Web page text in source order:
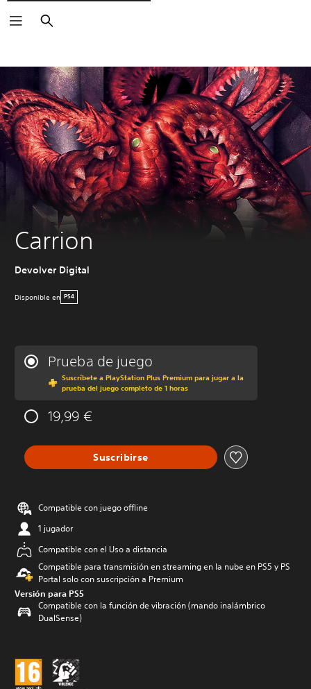
Buscar
Carrion
Devolver Digital
Disponible en PS4
Prueba de juego
Suscríbete a PlayStation Plus Premium para jugar a la
prueba del juego completo de 1 horas
19,99 €
Suscribirse
Compatible con juego offline
1 jugador
Compatible con el Uso a distancia
Compatible para transmisión en streaming en la nube en PS5 y PS
Portal solo con suscripción a Premium
Versión para PS5
Compatible con la función de vibración (mando inalámbrico
DualSense)